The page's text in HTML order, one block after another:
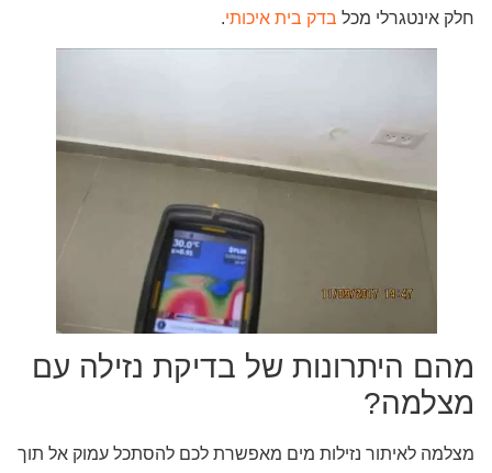
חלק אינטגרלי מכל בדק בית איכותי.
מהם היתרונות של בדיקת נזילה עם
מצלמה?
מצלמה לאיתור נזילות מים מאפשרת לכם להסתכל עמוק אל תוך